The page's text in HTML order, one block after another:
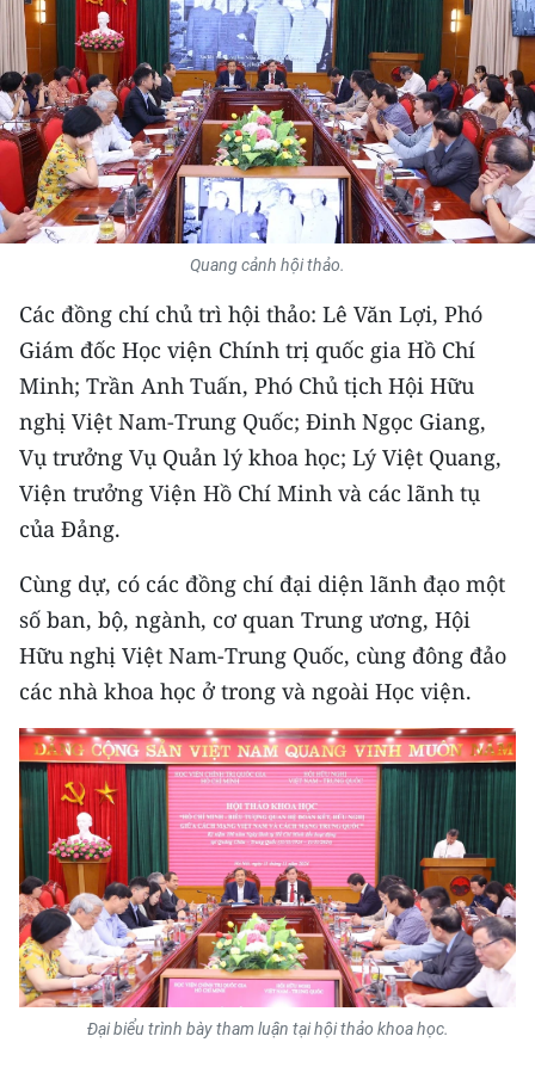
KHOA HỌC - CÔNG NGHỆ
MÔI TRƯỜNG
BẠN ĐỌC
KIỂM CHỨNG THÔNG TIN
TRI THỨC CHUYÊN SÂU
54 DÂN TỘC VIỆT NAM
CHƯƠNG TRÌNH OCOP - MỖI XÃ
MỘT SẢN PHẨM
RADIO
MEDIA CENTER
E-Magazine
Video
Media Chính trị
Media Kinh tế
Media Văn hóa
Media Xã hội
Media Pháp luật
Media Du lịch
Media Thế giới
Quang cảnh hội thảo.
Các đồng chí chủ trì hội thảo: Lê Văn Lợi, Phó
Giám đốc Học viện Chính trị quốc gia Hồ Chí
Minh; Trần Anh Tuấn, Phó Chủ tịch Hội Hữu
nghị Việt Nam-Trung Quốc; Đinh Ngọc Giang,
Vụ trưởng Vụ Quản lý khoa học; Lý Việt Quang,
Viện trưởng Viện Hồ Chí Minh và các lãnh tụ
của Đảng.
Cùng dự, có các đồng chí đại diện lãnh đạo một
số ban, bộ, ngành, cơ quan Trung ương, Hội
Hữu nghị Việt Nam-Trung Quốc, cùng đông đảo
các nhà khoa học ở trong và ngoài Học viện.
Đại biểu trình bày tham luận tại hội thảo khoa học.